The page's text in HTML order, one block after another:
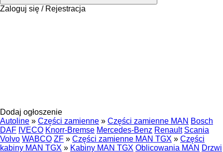
Zaloguj się / Rejestracja
Dodaj ogłoszenie
Autoline » Części zamienne » Części zamienne MAN Bosch
DAF IVECO Knorr-Bremse Mercedes-Benz Renault Scania
Volvo WABCO ZF » Części zamienne MAN TGX » Części
kabiny MAN TGX » Kabiny MAN TGX Oblicowania MAN Drzwi